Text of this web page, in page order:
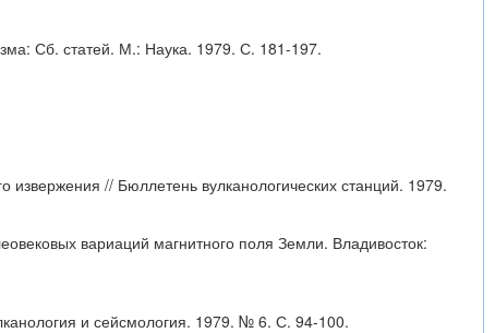
Сб. статей. М.: Наука. 1979. С. 181-197.
// Бюллетень вулканологических станций. 1979.
вариаций магнитного поля Земли. Владивосток:
и сейсмология. 1979. № 6. С. 94-100.